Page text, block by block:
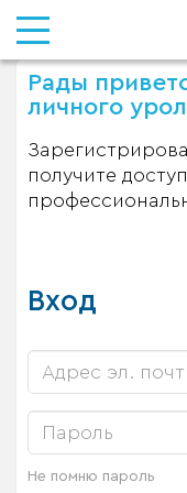
Рады
личного
получите
Вход
Не помню пароль